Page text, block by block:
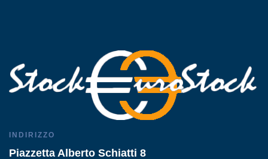
INDIRIZZO
Piazzetta Alberto Schiatti 8